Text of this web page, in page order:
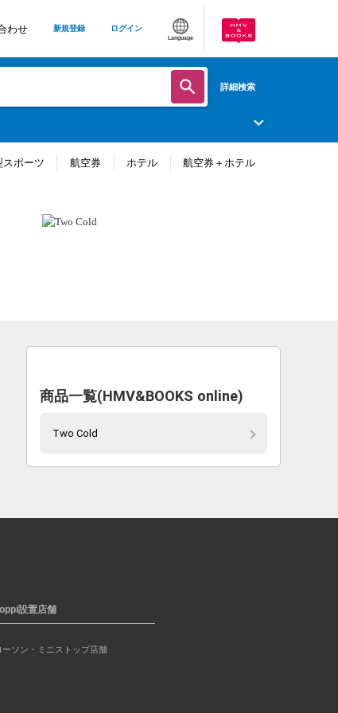
わせ 新規登録 ログイン
Language
詳細検索
スポーツ 航空券 ホテル 航空券＋ホテル
商品一覧(HMV&BOOKS online)
Two Cold
設置店舗
ーソン・ミニストップ店舗